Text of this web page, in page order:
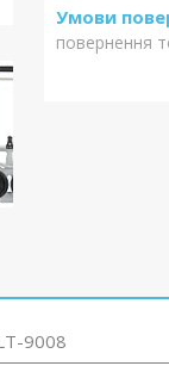
повернення
9008